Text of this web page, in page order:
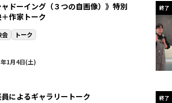
ャドーイング（３つの自画像）》特別
＋作家トーク
会 トーク
1月4日(土)
終了
によるギャラリートーク 終了